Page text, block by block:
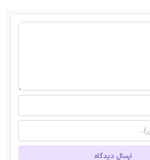
ارسال دیدگاه